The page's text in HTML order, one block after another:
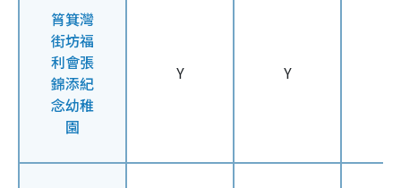
筲箕灣
街坊福
利會張
錦添紀
念幼稚
園
Y Y